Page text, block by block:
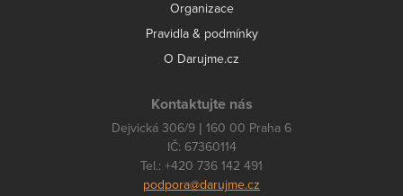
Organizace
Pravidla & podmínky
O Darujme.cz
Kontaktujte nás
Dejvická 306/9 | 160 00 Praha 6
IČ: 67360114
Tel.: +420 736 142 491
podpora@darujme.cz